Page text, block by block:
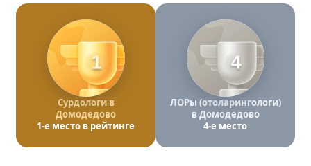
1
Сурдологи в
Домодедово
1-е место в рейтинге
4
ЛОРы (отоларингологи)
в Домодедово
4-е место